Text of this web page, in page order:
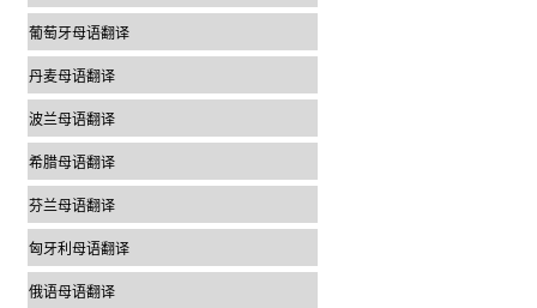
葡萄牙母语翻译
丹麦母语翻译
波兰母语翻译
希腊母语翻译
芬兰母语翻译
匈牙利母语翻译
俄语母语翻译